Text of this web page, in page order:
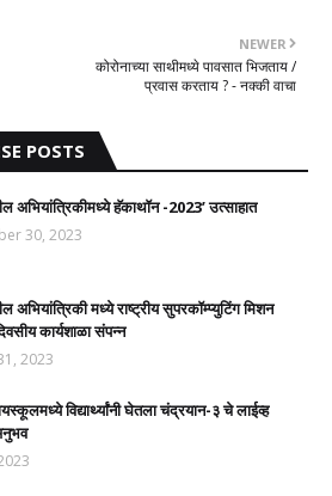
NEWER
कोरोनाच्या साथीमध्ये पावसात भिजताय /
प्रवास करताय ? - नक्की वाचा
POSTS
अभियांत्रिकीमध्ये हॅकाथॉन -2023’ उत्साहात
30, 2023
अभियांत्रिकी मध्ये राष्ट्रीय सुपरकॉम्प्युटिंग मिशन
कार्यशाळा संपन्न
2023
विद्यार्थ्यांनी घेतला चंद्रयान-३ चे लाईव्ह